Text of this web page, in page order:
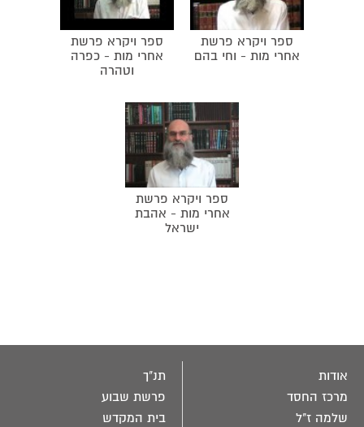
ספר ויקרא פרשת
אחרי מות - וחי בהם
ספר ויקרא פרשת
אחרי מות - כפרה
וטהרה
ספר ויקרא פרשת
אחרי מות - אהבת
ישראל
אודות
מרכז החסד
שלמה ז"ל
תנ"ך
פרשת שבוע
בית המקדש